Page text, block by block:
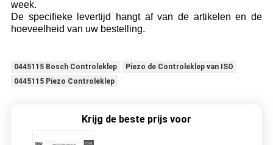
week.
De specifieke levertijd hangt af van de artikelen en de
hoeveelheid van uw bestelling.
0445115 Bosch Controleklep
Piezo de Controleklep van ISO
0445115 Piezo Controleklep
Krijg de beste prijs voor